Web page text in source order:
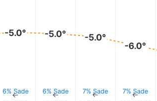
-5.0°
6% Sade
↑
-5.0°
6% Sade
↑
-5.0°
7% Sade
↑
-6.0°
7% Sade
↑